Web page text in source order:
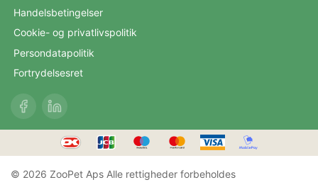
Handelsbetingelser
Cookie- og privatlivspolitik
Persondatapolitik
Fortrydelsesret
© 2026 ZooPet Aps Alle rettigheder forbeholdes